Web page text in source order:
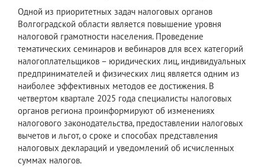
Одной из приоритетных задач налоговых органов
Волгоградской области является повышение уровня
налоговой грамотности населения. Проведение
тематических семинаров и вебинаров для всех категорий
налогоплательщиков – юридических лиц, индивидуальных
предпринимателей и физических лиц является одним из
наиболее эффективных методов ее достижения. В
четвертом квартале 2025 года специалисты налоговых
органов региона проинформируют об изменениях
налогового законодательства, предоставлении налоговых
вычетов и льгот, о сроке и способах представления
налоговых деклараций и уведомлений об исчисленных
суммах налогов.